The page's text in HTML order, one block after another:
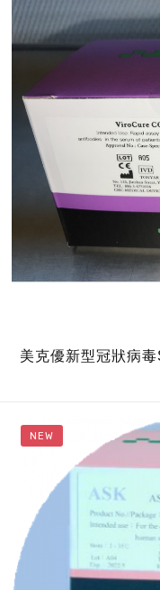
美克優新型冠狀病
NEW